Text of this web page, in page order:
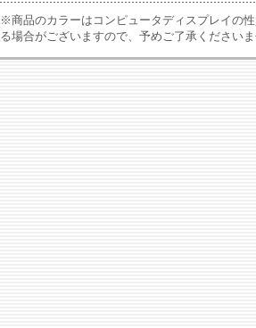
※商品のカラーはコンピュータディスプレイの
る場合がございますので、予めご了承ください